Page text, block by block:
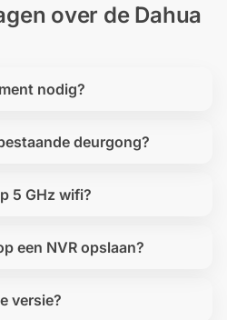
over de Dahua
nodig?
deurgong?
5 GHz wifi?
een NVR opslaan?
versie?